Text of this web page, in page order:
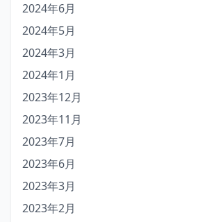
2024年6月
2024年5月
2024年3月
2024年1月
2023年12月
2023年11月
2023年7月
2023年6月
2023年3月
2023年2月